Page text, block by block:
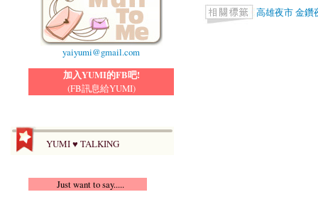
yaiyumi@gmail.com
加入YUMI的FB吧!
(FB訊息給YUMI)
YUMI ♥ TALKING
Just want to say.....
高雄夜市金鑽